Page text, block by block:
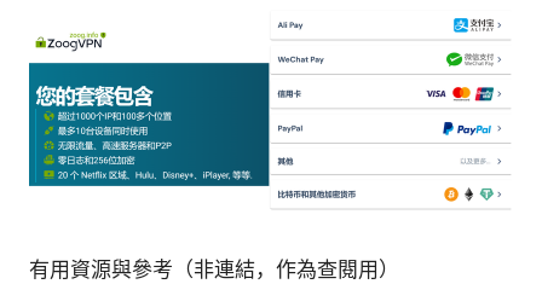
有用資源與參考（非連結，作為查閱用）